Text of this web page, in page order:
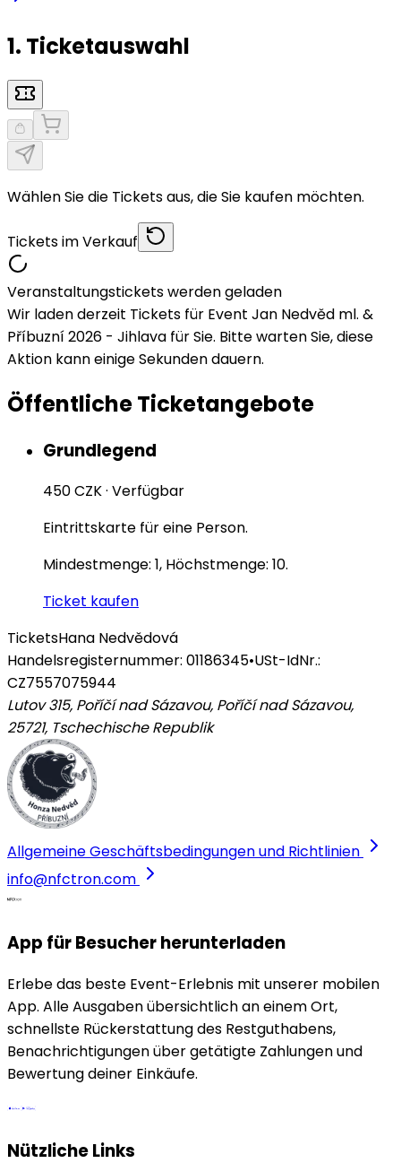
1. Ticketauswahl
Wählen Sie die Tickets aus, die Sie kaufen möchten.
Tickets im Verkauf
Veranstaltungstickets werden geladen
Wir laden derzeit Tickets für Event Jan Nedvěd ml. &
Příbuzní 2026 - Jihlava für Sie. Bitte warten Sie, diese
Aktion kann einige Sekunden dauern.
Öffentliche Ticketangebote
Grundlegend
450 CZK· Verfügbar
Eintrittskarte für eine Person.
Mindestmenge: 1, Höchstmenge: 10.
Ticket kaufen
TicketsHana Nedvědová
Handelsregisternummer: 01186345•USt-IdNr.:
CZ7557075944
Lutov 315, Poříčí nad Sázavou, Poříčí nad Sázavou,
25721, Tschechische Republik
Allgemeine Geschäftsbedingungen und Richtlinien
info@nfctron.com
App für Besucher herunterladen
Erlebe das beste Event-Erlebnis mit unserer mobilen
App. Alle Ausgaben übersichtlich an einem Ort,
schnellste Rückerstattung des Restguthabens,
Benachrichtigungen über getätigte Zahlungen und
Bewertung deiner Einkäufe.
Nützliche Links